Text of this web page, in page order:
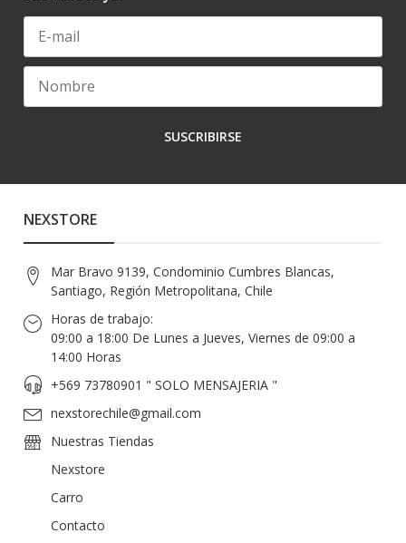
SUSCRIBIRSE
NEXSTORE
Mar Bravo 9139, Condominio Cumbres Blancas,
Santiago, Región Metropolitana, Chile
Horas de trabajo:
09:00 a 18:00 De Lunes a Jueves, Viernes de 09:00 a
14:00 Horas
+569 73780901 " SOLO MENSAJERIA "
nexstorechile@gmail.com
Nuestras Tiendas
Nexstore
Carro
Contacto